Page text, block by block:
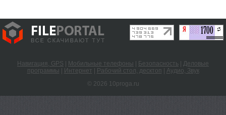
Навигация, GPS Мобильные телефоны Безопасность
Деловые
программы
Интернет Рабочий стол, десктоп
Аудио, Звук
© 2026 10proga.ru